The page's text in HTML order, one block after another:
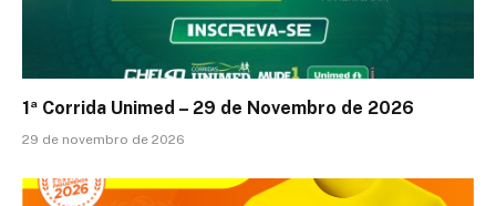
1ª Corrida Unimed – 29 de Novembro de 2026
29 de novembro de 2026